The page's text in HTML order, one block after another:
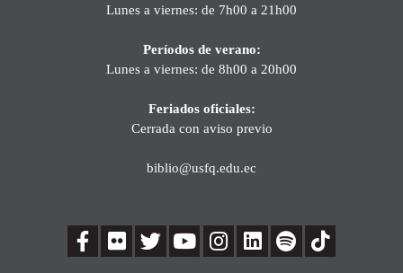
Lunes a viernes: de 7h00 a 21h00
Períodos de verano:
Lunes a viernes: de 8h00 a 20h00
Feriados oficiales:
Cerrada con aviso previo
biblio@usfq.edu.ec